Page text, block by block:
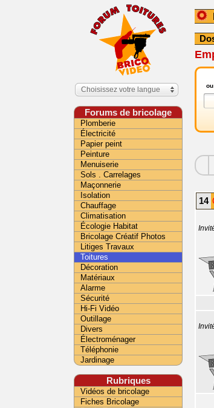
14
Choisissez votre langue
Forums de bricolage
Plomberie
Électricité
Papier peint
Peinture
Menuiserie
Sols . Carrelages
Maçonnerie
Isolation
Chauffage
Climatisation
Écologie Habitat
Bricolage Créatif Photos
Litiges Travaux
Toitures
Décoration
Matériaux
Alarme
Sécurité
Hi-Fi Vidéo
Outillage
Divers
Électroménager
Téléphonie
Jardinage
Rubriques
Vidéos de bricolage
Fiches Bricolage